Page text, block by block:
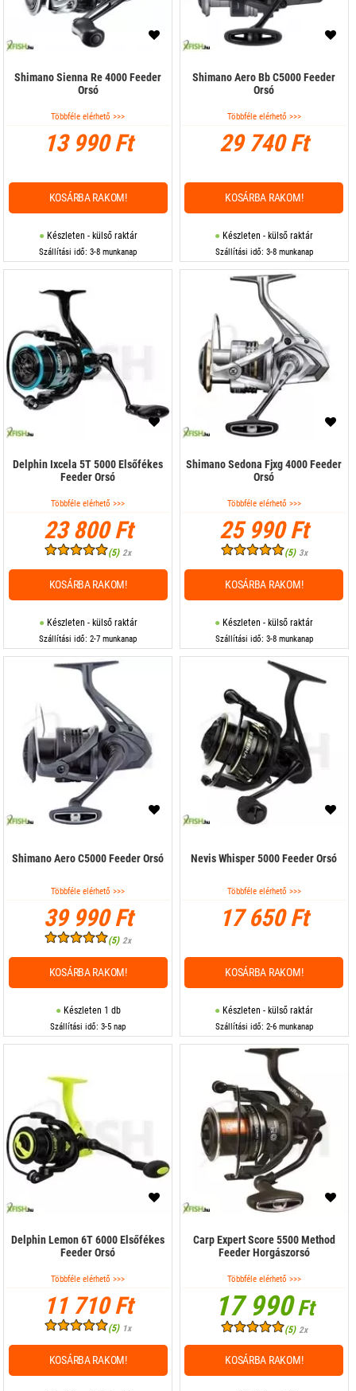
Shimano Sienna Re 4000 Feeder
Orsó
Többféle elérhető >>>
13 990 Ft
Készleten - külső raktár
Szállítási idő: 3-8 munkanap
KOSÁRBA RAKOM!
Shimano Aero Bb C5000 Feeder
Orsó
Többféle elérhető >>>
29 740 Ft
Készleten - külső raktár
Szállítási idő: 3-8 munkanap
KOSÁRBA RAKOM!
Delphin Ixcela 5T 5000 Elsőfékes
Feeder Orsó
Többféle elérhető >>>
23 800 Ft
(5) 2x
Készleten - külső raktár
Szállítási idő: 2-7 munkanap
KOSÁRBA RAKOM!
Shimano Sedona Fjxg 4000 Feeder
Orsó
Többféle elérhető >>>
25 990 Ft
(5) 3x
Készleten - külső raktár
Szállítási idő: 3-8 munkanap
KOSÁRBA RAKOM!
Shimano Aero C5000 Feeder Orsó
Többféle elérhető >>>
39 990 Ft
(5) 2x
Készleten 1 db
Szállítási idő: 3-5 nap
KOSÁRBA RAKOM!
Nevis Whisper 5000 Feeder Orsó
Többféle elérhető >>>
17 650 Ft
Készleten - külső raktár
Szállítási idő: 2-6 munkanap
KOSÁRBA RAKOM!
Delphin Lemon 6T 6000 Elsőfékes
Feeder Orsó
Többféle elérhető >>>
11 710 Ft
(5) 1x
KOSÁRBA RAKOM!
Carp Expert Score 5500 Method
Feeder Horgászorsó
Többféle elérhető >>>
17 990Ft
(5) 2x
KOSÁRBA RAKOM!